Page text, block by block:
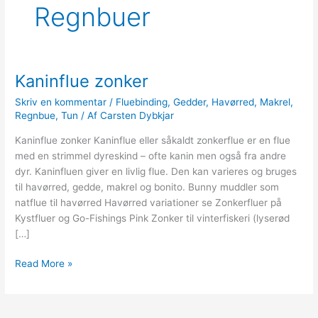
Regnbuer
Kaninflue zonker
Skriv en kommentar / Fluebinding,Gedder, Havørred, Makrel,
Regnbue,Tun / AfCarsten Dybkjar
Kaninflue zonker Kaninflue eller såkaldt zonkerflue er en flue
med en strimmel dyreskind – ofte kanin men også fra andre
dyr. Kaninfluen giver en livlig flue. Den kan varieres og bruges
til havørred, gedde, makrel og bonito. Bunny muddler som
natflue til havørred Havørred variationer se Zonkerfluer på
Kystfluer og Go-Fishings Pink Zonker til vinterfiskeri (lyserød
[…]
Kaninflue
Read More »